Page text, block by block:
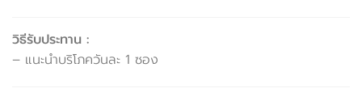
วิธีรับประทาน :
– แนะนำบริโภควันละ 1 ซอง